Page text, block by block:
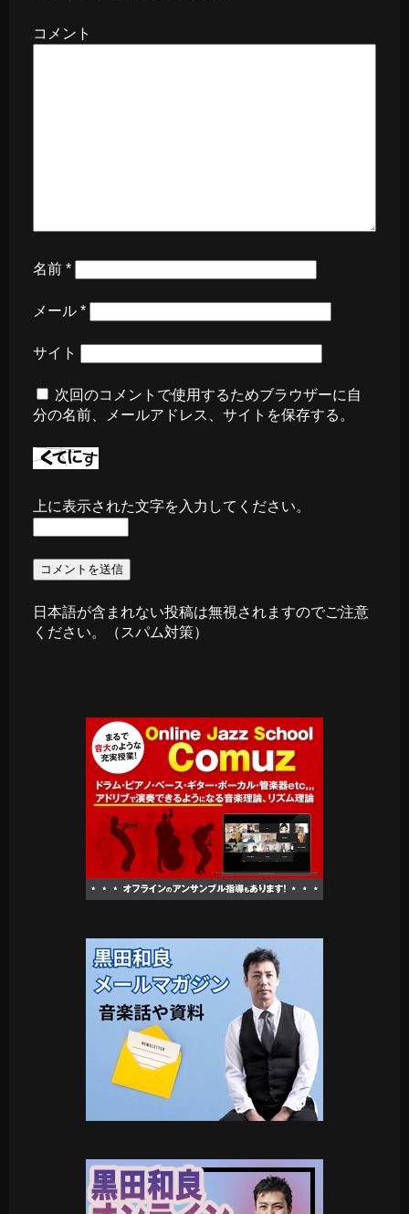
コメント
名前 *
メール *
サイト
次回のコメントで使用するためブラウザーに自
分の名前、メールアドレス、サイトを保存する。
上に表示された文字を入力してください。
日本語が含まれない投稿は無視されますのでご注意
ください。（スパム対策）